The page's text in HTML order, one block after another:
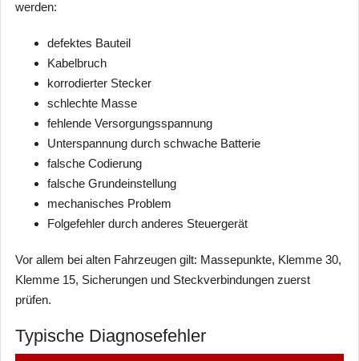
werden:
defektes Bauteil
Kabelbruch
korrodierter Stecker
schlechte Masse
fehlende Versorgungsspannung
Unterspannung durch schwache Batterie
falsche Codierung
falsche Grundeinstellung
mechanisches Problem
Folgefehler durch anderes Steuergerät
Vor allem bei alten Fahrzeugen gilt: Massepunkte, Klemme 30,
Klemme 15, Sicherungen und Steckverbindungen zuerst
prüfen.
Typische Diagnosefehler